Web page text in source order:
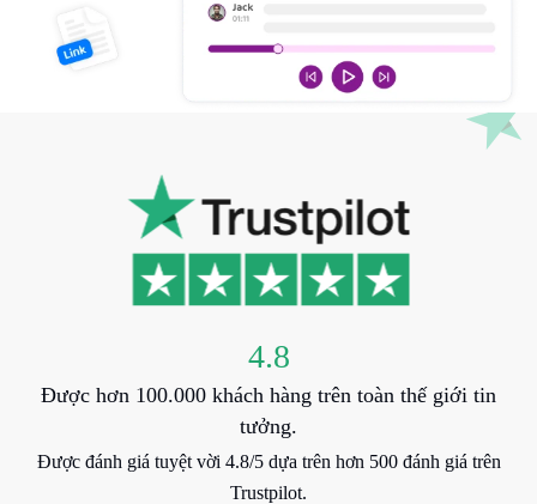
4.8
Được hơn 100.000 khách hàng trên toàn thế giới tin
tưởng.
Được đánh giá tuyệt vời 4.8/5 dựa trên hơn 500 đánh giá trên
Trustpilot.